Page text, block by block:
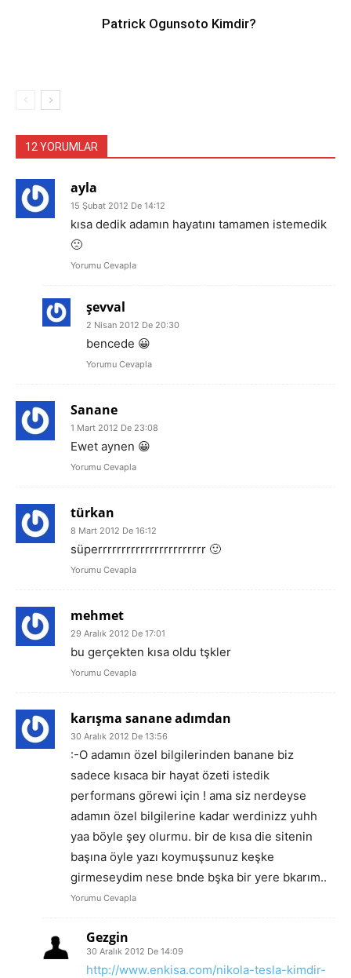
Patrick Ogunsoto Kimdir?
12 YORUMLAR
ayla
15 Şubat 2012 De 14:12
kısa dedik adamın hayatını tamamen istemedik
🙁
Yorumu Cevapla
şevval
2 Nisan 2012 De 20:30
bencede 😀
Yorumu Cevapla
Sanane
1 Mart 2012 De 23:08
Ewet aynen 😀
Yorumu Cevapla
türkan
8 Mart 2012 De 16:12
süperrrrrrrrrrrrrrrrrrrrrrr 🙂
Yorumu Cevapla
mehmet
29 Aralık 2012 De 17:01
bu gerçekten kısa oldu tşkler
Yorumu Cevapla
karışma sanane adımdan
30 Aralık 2012 De 13:56
:-O adamın özel bilgilerinden banane biz
sadece kısaca bir hayat özeti istedik
performans görewi için ! ama siz nerdeyse
adamın özel bilgilerine kadar werdinizz yuhh
yaa böyle şey olurmu. bir de kısa die sitenin
başına öyle yazı koymuşsunuz keşke
girmeseydim nese bnde bşka bir yere bkarım..
Yorumu Cevapla
Gezgin
30 Aralık 2012 De 14:09
http://www.enkisa.com/nikola-tesla-kimdir-